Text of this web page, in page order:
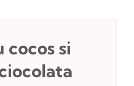
si